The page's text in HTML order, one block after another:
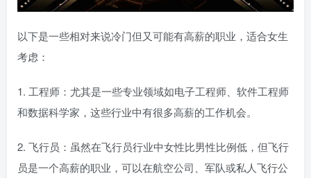
以下是一些相对来说冷门但又可能有高薪的职业，适合女生
考虑：
1. 工程师：尤其是一些专业领域如电子工程师、软件工程师
和数据科学家，这些行业中有很多高薪的工作机会。
2. 飞行员：虽然在飞行员行业中女性比男性比例低，但飞行
员是一个高薪的职业，可以在航空公司、军队或私人飞行公